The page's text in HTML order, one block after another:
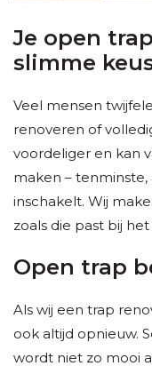
Je open
slimme
Veel mensen
renoveren of
voordeliger en kan
maken – tenminste,
inschakelt. Wij
zoals die past bij
Open trap
Als wij een trap
ook altijd opnieuw.
wordt niet zo mooi